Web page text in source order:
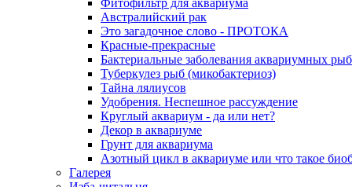
Австралийский рак
Это загадочное слово - ПРОТОКА
Красные-прекрасные
Бактериальные заболевания аквариумных рыб
Туберкулез рыб (микобактериоз)
Тайна лялиусов
Удобрения. Неспешное рассуждение
Круглый аквариум - да или нет?
Декор в аквариуме
Грунт для аквариума
Азотный цикл в аквариуме или что такое
Галерея